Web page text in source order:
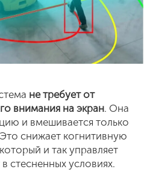
не требует от
внимания на экран. Она
и вмешивается только
снижает когнитивную
и так управляет
стесненных условиях.